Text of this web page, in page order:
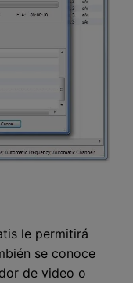
le permitirá
se conoce
de video o